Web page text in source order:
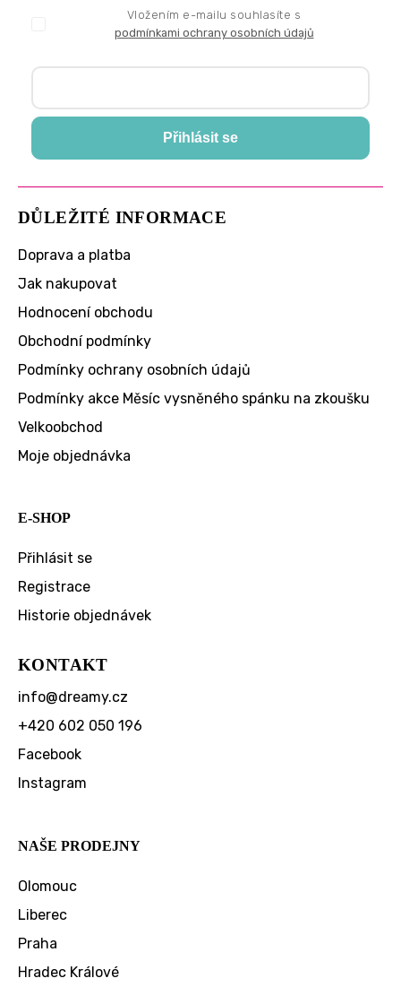
DŮLEŽITÉ INFORMACE
Doprava a platba
Jak nakupovat
Hodnocení obchodu
Obchodní podmínky
Podmínky ochrany osobních údajů
Podmínky akce Měsíc vysněného spánku na zkoušku
Velkoobchod
Moje objednávka
E-SHOP
Přihlásit se
Registrace
Historie objednávek
KONTAKT
info@dreamy.cz
+420 602 050 196
Facebook
Instagram
Vložením e-mailu souhlasíte s
podmínkami ochrany osobních údajů
Přihlásit se
NAŠE PRODEJNY
Olomouc
Liberec
Praha
Hradec Králové